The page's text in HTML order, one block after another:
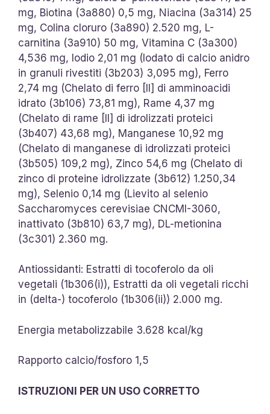
mg, Biotina (3a880) 0,5 mg, Niacina (3a314) 25
mg, Colina cloruro (3a890) 2.520 mg, L-
carnitina (3a910) 50 mg, Vitamina C (3a300)
4,536 mg, Iodio 2,01 mg (Iodato di calcio anidro
in granuli rivestiti (3b203) 3,095 mg), Ferro
2,74 mg (Chelato di ferro [II] di amminoacidi
idrato (3b106) 73,81 mg), Rame 4,37 mg
(Chelato di rame [II] di idrolizzati proteici
(3b407) 43,68 mg), Manganese 10,92 mg
(Chelato di manganese di idrolizzati proteici
(3b505) 109,2 mg), Zinco 54,6 mg (Chelato di
zinco di proteine idrolizzate (3b612) 1.250,34
mg), Selenio 0,14 mg (Lievito al selenio
Saccharomyces cerevisiae CNCMI-3060,
inattivato (3b810) 63,7 mg), DL-metionina
(3c301) 2.360 mg.
Antiossidanti: Estratti di tocoferolo da oli
vegetali (1b306(i)), Estratti da oli vegetali ricchi
in (delta-) tocoferolo (1b306(ii)) 2.000 mg.
Energia metabolizzabile 3.628 kcal/kg
Rapporto calcio/fosforo 1,5
ISTRUZIONI PER UN USO CORRETTO